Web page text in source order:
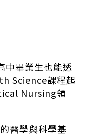
中畢業生也能透
Science課程起
Nursing領
醫學與科學基